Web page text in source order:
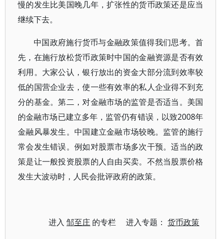
慢的发生比美国晚几年，扩张性的货币政策还是应当
继续下去。
中国政府施行货币与金融政策值得我们思考。首
先，在施行放松货币政策时中国的金融资源是否有效
利用。大家公认，银行放出的资金大部分流到效率较
低的国营企业去，使一些有效率的私人企业得不到充
分的基金。第二，对金融市场的监管是否适当。美国
的金融市场已建立多年，监管仍有错误，以致2008年
金融风暴发生。中国建立金融市场较晚。监管的施行
常会发生错误。例如对股票市场多次干预。适当的政
策是让一般投资股票的人自由买卖。不然当股票价格
发生大波动时，人民会批评政府的政策。
进入邹至庄 的专栏 进入专题：货币政策